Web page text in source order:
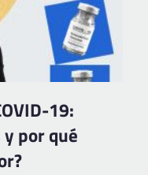
19:
por qué